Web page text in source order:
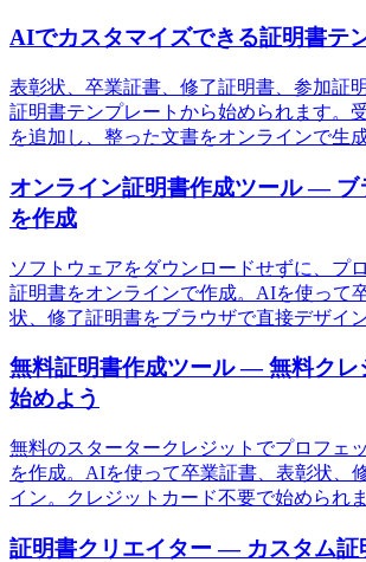
AIでカスタマイズできる証明書テ
表彰状、卒業証書、修了証明書、参加証
証明書テンプレートから始められます。
を追加し、整った文書をオンラインで生
オンライン証明書作成ツール — ブ
を作成
ソフトウェアをダウンロードせずに、プ
証明書をオンラインで作成。AIを使って
状、修了証明書をブラウザで直接デザイ
無料証明書作成ツール — 無料クレ
始めよう
無料のスタータークレジットでプロフェ
を作成。AIを使って卒業証書、表彰状、
イン。クレジットカード不要で始められま
証明書クリエイター — カスタム証